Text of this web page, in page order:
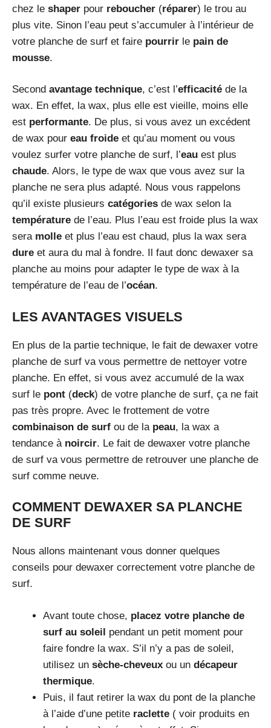
chez le shaper pour reboucher (réparer) le trou au
plus vite. Sinon l’eau peut s’accumuler à l’intérieur de
votre planche de surf et faire pourrir le pain de
mousse.
Second avantage technique, c’est l’efficacité de la
wax. En effet, la wax, plus elle est vieille, moins elle
est performante. De plus, si vous avez un excédent
de wax pour eau froide et qu’au moment ou vous
voulez surfer votre planche de surf, l’eau est plus
chaude. Alors, le type de wax que vous avez sur la
planche ne sera plus adapté. Nous vous rappelons
qu’il existe plusieurs catégories de wax selon la
température de l’eau. Plus l’eau est froide plus la wax
sera molle et plus l’eau est chaud, plus la wax sera
dure et aura du mal à fondre. Il faut donc dewaxer sa
planche au moins pour adapter le type de wax à la
température de l’eau de l’océan.
LES AVANTAGES VISUELS
En plus de la partie technique, le fait de dewaxer votre
planche de surf va vous permettre de nettoyer votre
planche. En effet, si vous avez accumulé de la wax
surf le pont (deck) de votre planche de surf, ça ne fait
pas très propre. Avec le frottement de votre
combinaison de surf ou de la peau, la wax a
tendance à noircir. Le fait de dewaxer votre planche
de surf va vous permettre de retrouver une planche de
surf comme neuve.
COMMENT DEWAXER SA PLANCHE
DE SURF
Nous allons maintenant vous donner quelques
conseils pour dewaxer correctement votre planche de
surf.
Avant toute chose, placez votre planche de
surf au soleil pendant un petit moment pour
faire fondre la wax. S’il n’y a pas de soleil,
utilisez un sèche-cheveux ou un décapeur
thermique.
Puis, il faut retirer la wax du pont de la planche
à l’aide d’une petite raclette ( voir produits en